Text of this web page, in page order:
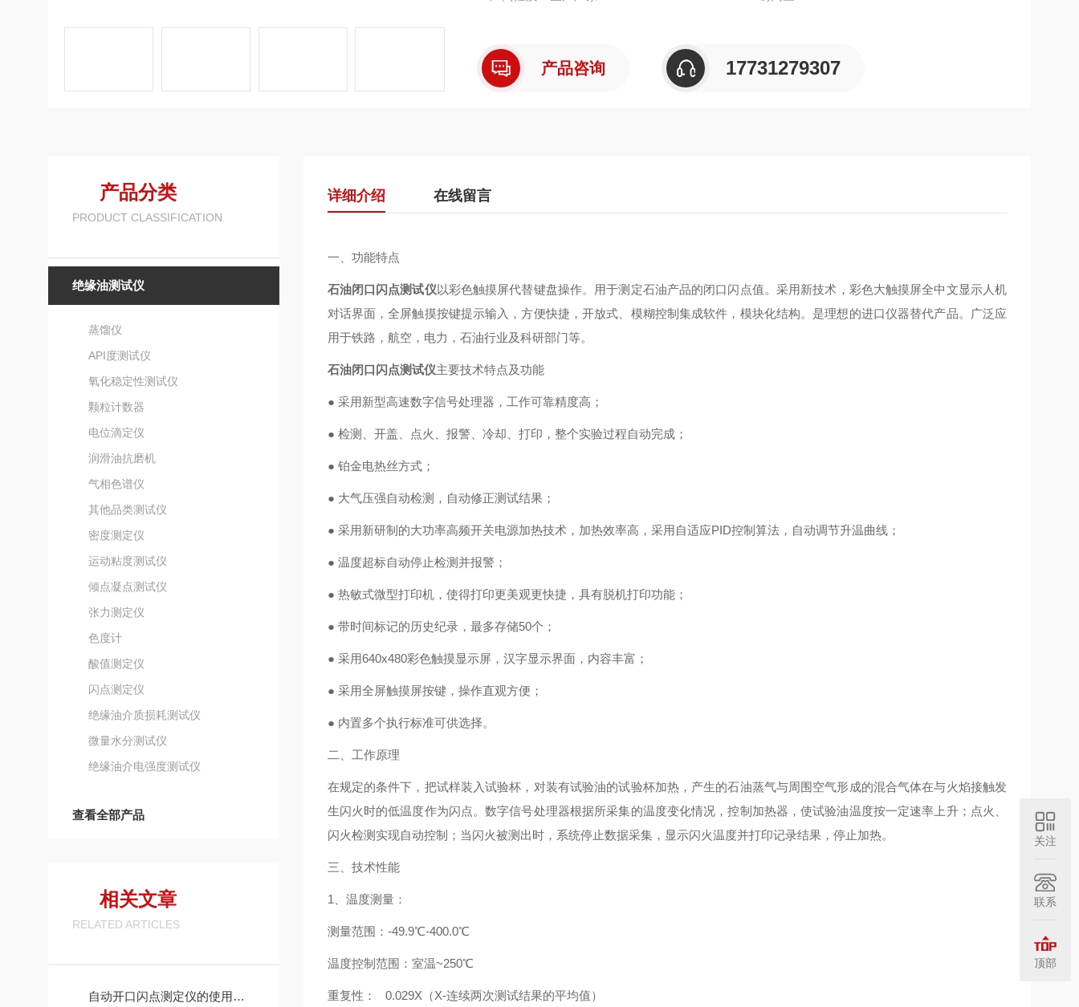
产品咨询 17731279307
产品分类
PRODUCT CLASSIFICATION
绝缘油测试仪
蒸馏仪
API度测试仪
氧化稳定性测试仪
颗粒计数器
电位滴定仪
润滑油抗磨机
气相色谱仪
其他品类测试仪
密度测定仪
运动粘度测试仪
倾点凝点测试仪
张力测定仪
色度计
酸值测定仪
闪点测定仪
绝缘油介质损耗测试仪
微量水分测试仪
绝缘油介电强度测试仪
查看全部产品
相关文章
RELATED ARTICLES
自动开口闪点测定仪的使用场景
详细介绍 在线留言
一、功能特点
石油闭口闪点测试仪以彩色触摸屏代替键盘操作。用于测定石油产品的闭口闪点值。采用新技术，彩色大触摸屏全中文显示人机
对话界面，全屏触摸按键提示输入，方便快捷，开放式、模糊控制集成软件，模块化结构。是理想的进口仪器替代产品。广泛应
用于铁路，航空，电力，石油行业及科研部门等。
石油闭口闪点测试仪主要技术特点及功能
● 采用新型高速数字信号处理器，工作可靠精度高；
● 检测、开盖、点火、报警、冷却、打印，整个实验过程自动完成；
● 铂金电热丝方式；
● 大气压强自动检测，自动修正测试结果；
● 采用新研制的大功率高频开关电源加热技术，加热效率高，采用自适应PID控制算法，自动调节升温曲线；
● 温度超标自动停止检测并报警；
● 热敏式微型打印机，使得打印更美观更快捷，具有脱机打印功能；
● 带时间标记的历史纪录，最多存储50个；
● 采用640x480彩色触摸显示屏，汉字显示界面，内容丰富；
● 采用全屏触摸屏按键，操作直观方便；
● 内置多个执行标准可供选择。
二、工作原理
在规定的条件下，把试样装入试验杯，对装有试验油的试验杯加热，产生的石油蒸气与周围空气形成的混合气体在与火焰接触发
生闪火时的低温度作为闪点。数字信号处理器根据所采集的温度变化情况，控制加热器，使试验油温度按一定速率上升；点火、
闪火检测实现自动控制；当闪火被测出时，系统停止数据采集，显示闪火温度并打印记录结果，停止加热。
三、技术性能
1、温度测量：
测量范围：-49.9℃-400.0℃
温度控制范围：室温~250℃
重复性： 0.029X（X-连续两次测试结果的平均值）
关注
联系
顶部